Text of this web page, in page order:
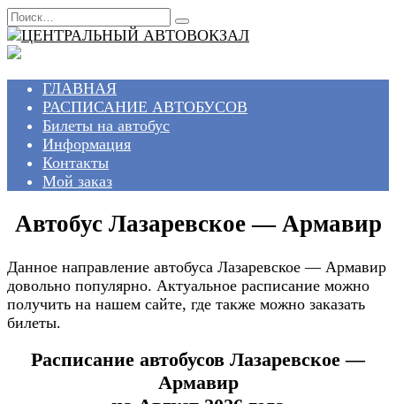
Перейти
к
содержанию
Search
for:
ГЛАВНАЯ
РАСПИСАНИЕ АВТОБУСОВ
Билеты на автобус
Информация
Контакты
Мой заказ
Автобус Лазаревское — Армавир
Данное направление автобуса Лазаревское — Армавир
довольно популярно. Актуальное расписание можно
получить на нашем сайте, где также можно заказать
билеты.
Расписание автобусов Лазаревское —
Армавир